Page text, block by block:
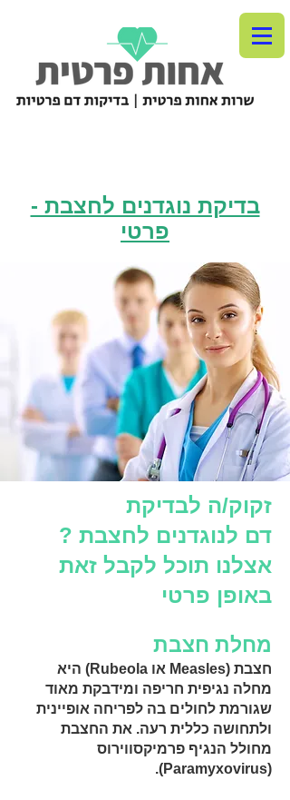
בדיקת נוגדנים לחצבת -
פרטי
זקוק/ה לבדיקת
דם לנוגדנים לחצבת ?
אצלנו תוכל לקבל זאת
באופן פרטי
מחלת חצבת
חצבת (Measles או Rubeola) היא
מחלה נגיפית חריפה ומידבקת מאוד
שגורמת לחולים בה לפריחה אופיינית
ולתחושה כללית רעה. את החצבת
מחולל הנגיף פרמיקסווירוס
(Paramyxovirus).